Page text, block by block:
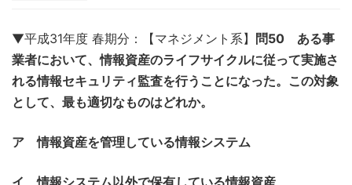
▼平成31年度 春期分：【マネジメント系】 問50 ある事
業者において、情報資産のライフサイクルに従って実施さ
れる情報セキュリティ監査を行うことになった。この対象
として、最も適切なものはどれか。
ア 情報資産を管理している情報システム